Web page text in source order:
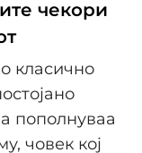
чекори
класично
пополнуваа
човек кој